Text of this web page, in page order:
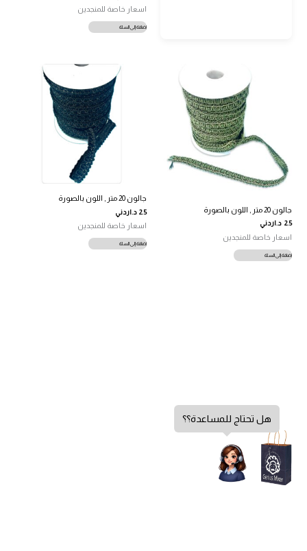
اسعار خاصة للمنجدين
إضافة إلى السلة
جالون 20 متر , اللون بالصورة
2.5 د.اردني
اسعار خاصة للمنجدين
إضافة إلى السلة
جالون 20 متر , اللون بالصورة
2.5 د.اردني
اسعار خاصة للمنجدين
إضافة إلى السلة
هل تحتاج للمساعدة؟؟